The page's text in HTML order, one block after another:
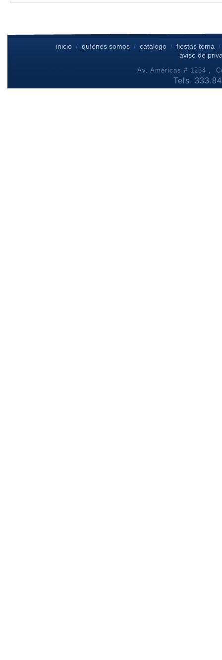
inicio /quíenes somos /catálogo / fiestas tema
aviso de
Av. Américas # 1254 ,
Tels.